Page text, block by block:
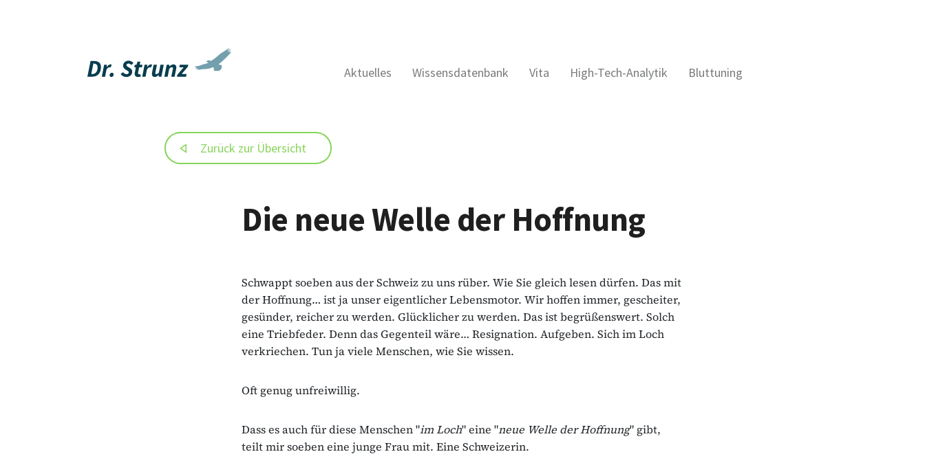
Aktuelles Wissensdatenbank Vita High-Tech-Analytik Bluttuning
Zurück zur Übersicht
Die neue Welle der Hoffnung
Schwappt soeben aus der Schweiz zu uns rüber. Wie Sie gleich lesen dürfen. Das mit
der Hoffnung… ist ja unser eigentlicher Lebensmotor. Wir hoffen immer, gescheiter,
gesünder, reicher zu werden. Glücklicher zu werden. Das ist begrüßenswert. Solch
eine Triebfeder. Denn das Gegenteil wäre… Resignation. Aufgeben. Sich im Loch
verkriechen. Tun ja viele Menschen, wie Sie wissen.
Oft genug unfreiwillig.
Dass es auch für diese Menschen "im Loch" eine "neue Welle der Hoffnung" gibt,
teilt mir soeben eine junge Frau mit. Eine Schweizerin.